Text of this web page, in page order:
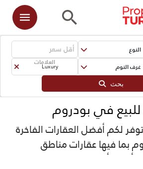
النوع
غرف النوم
العلامات
Luxury
بحث
للبيع في بودروم
لكم أفضل العقارات الفاخرة
بما فيها عقارات مناطق
وأماكن أخرى في شبه جزيرة